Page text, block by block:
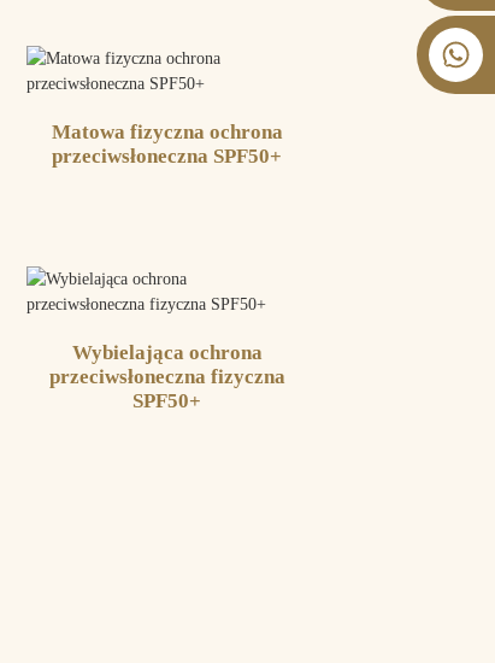
Matowa fizyczna ochrona
przeciwsłoneczna SPF50+
Wybielająca ochrona
przeciwsłoneczna fizyczna
SPF50+